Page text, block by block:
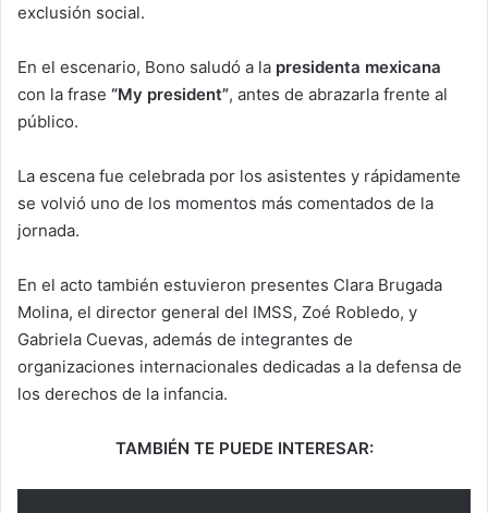
exclusión social.
En el escenario, Bono saludó a la presidenta mexicana
con la frase “My president”, antes de abrazarla frente al
público.
La escena fue celebrada por los asistentes y rápidamente
se volvió uno de los momentos más comentados de la
jornada.
En el acto también estuvieron presentes Clara Brugada
Molina, el director general del IMSS, Zoé Robledo, y
Gabriela Cuevas, además de integrantes de
organizaciones internacionales dedicadas a la defensa de
los derechos de la infancia.
TAMBIÉN TE PUEDE INTERESAR: